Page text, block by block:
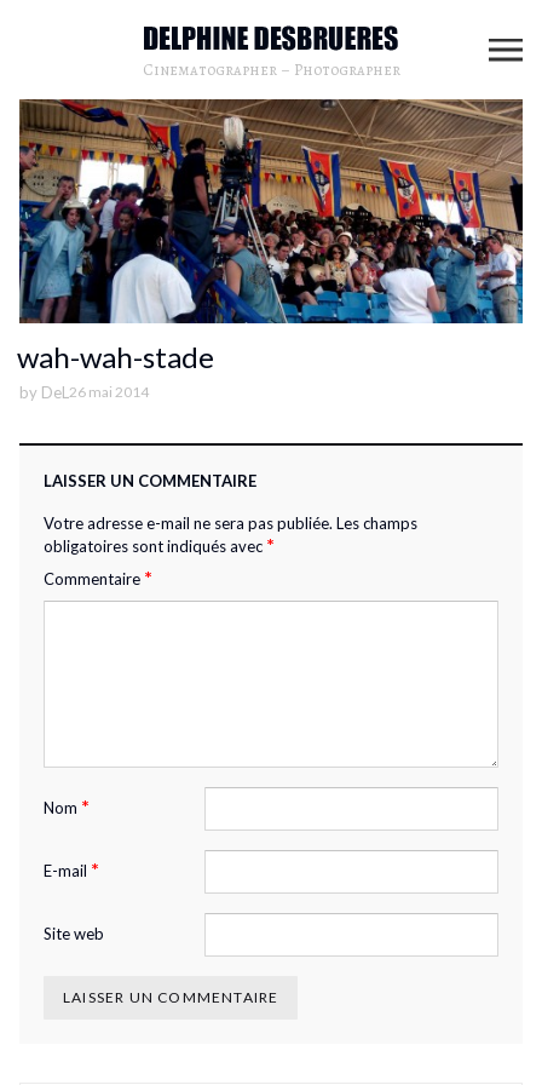
Cinematographer – Photographer
wah-wah-stade
by DeL 26 mai 2014
LAISSER UN COMMENTAIRE
Votre adresse e-mail ne sera pas publiée. Les champs
obligatoires sont indiqués avec *
Commentaire *
Nom *
E-mail *
Site web